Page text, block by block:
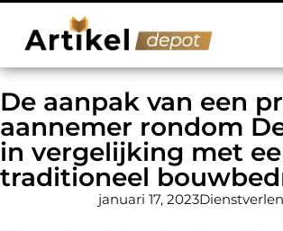
De aanpak van een
aannemer rondom
in vergelijking met
traditioneel
januari 17, 2023